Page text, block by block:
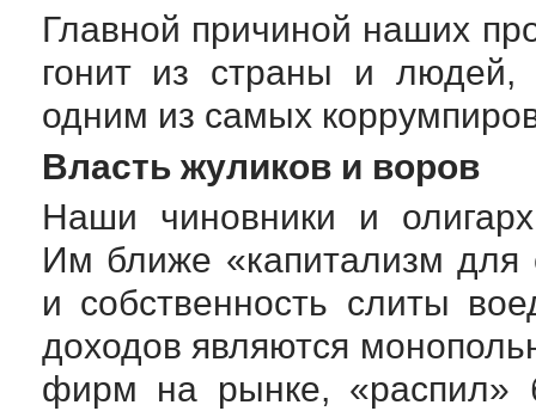
Главной причиной наших
гонит из страны и людей,
одним из самых
Власть жуликов и воров
Наши чиновники и
Им ближе «капитализм для
и собственность слиты
доходов являются
фирм на рынке, «распил»